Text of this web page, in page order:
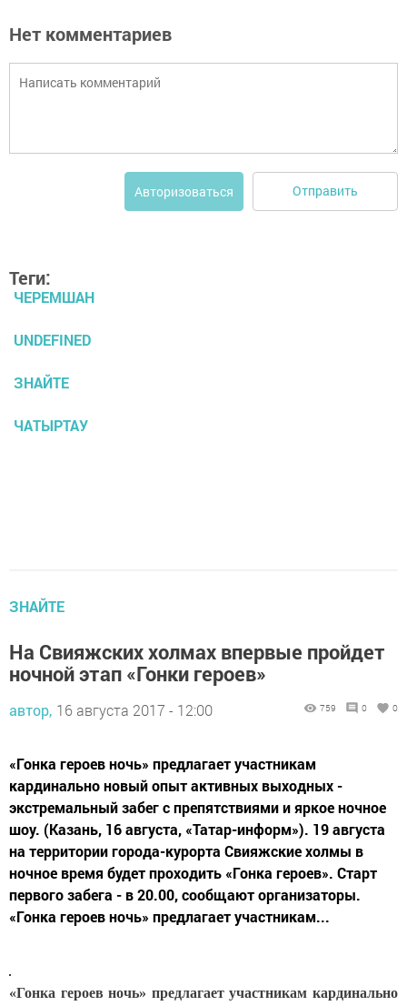
Нет комментариев
Авторизоваться Отправить
Теги:
ЧЕРЕМШАН
UNDEFINED
ЗНАЙТЕ
ЧАТЫРТАУ
ЗНАЙТЕ
На Свияжских холмах впервые пройдет
ночной этап «Гонки героев»
автор, 16 августа 2017 - 12:00 759 0 0
«Гонка героев ночь» предлагает участникам
кардинально новый опыт активных выходных -
экстремальный забег с препятствиями и яркое ночное
шоу. (Казань, 16 августа, «Татар-информ»). 19 августа
на территории города-курорта Свияжские холмы в
ночное время будет проходить «Гонка героев». Старт
первого забега - в 20.00, сообщают организаторы.
«Гонка героев ночь» предлагает участникам...
«Гонка героев ночь» предлагает участникам кардинально